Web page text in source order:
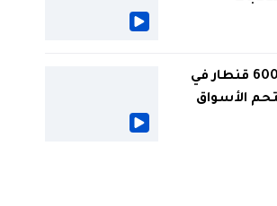
الوادي: بمردودية فاقت 600 قنطار في
الأسواق